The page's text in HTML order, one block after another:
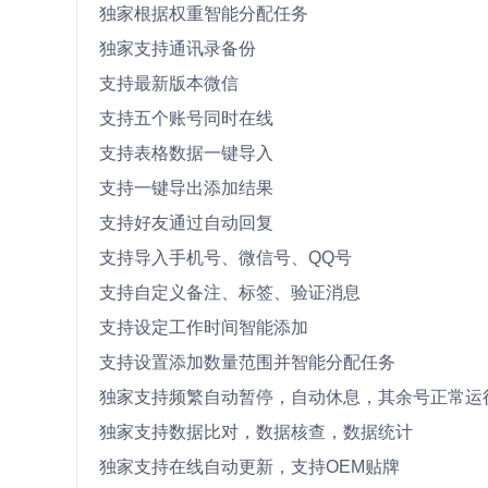
独家根据权重智能分配任务
独家支持通讯录备份
支持最新版本微信
支持五个账号同时在线
支持表格数据一键导入
支持一键导出添加结果
支持好友通过自动回复
支持导入手机号、微信号、QQ号
支持自定义备注、标签、验证消息
支持设定工作时间智能添加
支持设置添加数量范围并智能分配任务
独家支持频繁自动暂停，自动休息，其余号正常运
独家支持数据比对，数据核查，数据统计
独家支持在线自动更新，支持OEM贴牌